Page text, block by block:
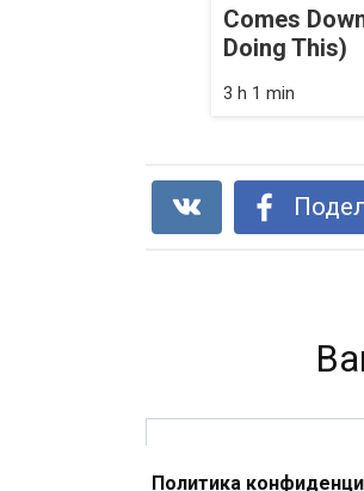
Comes
Doing This)
3 h 1 min
Ученые доказали:
Политика